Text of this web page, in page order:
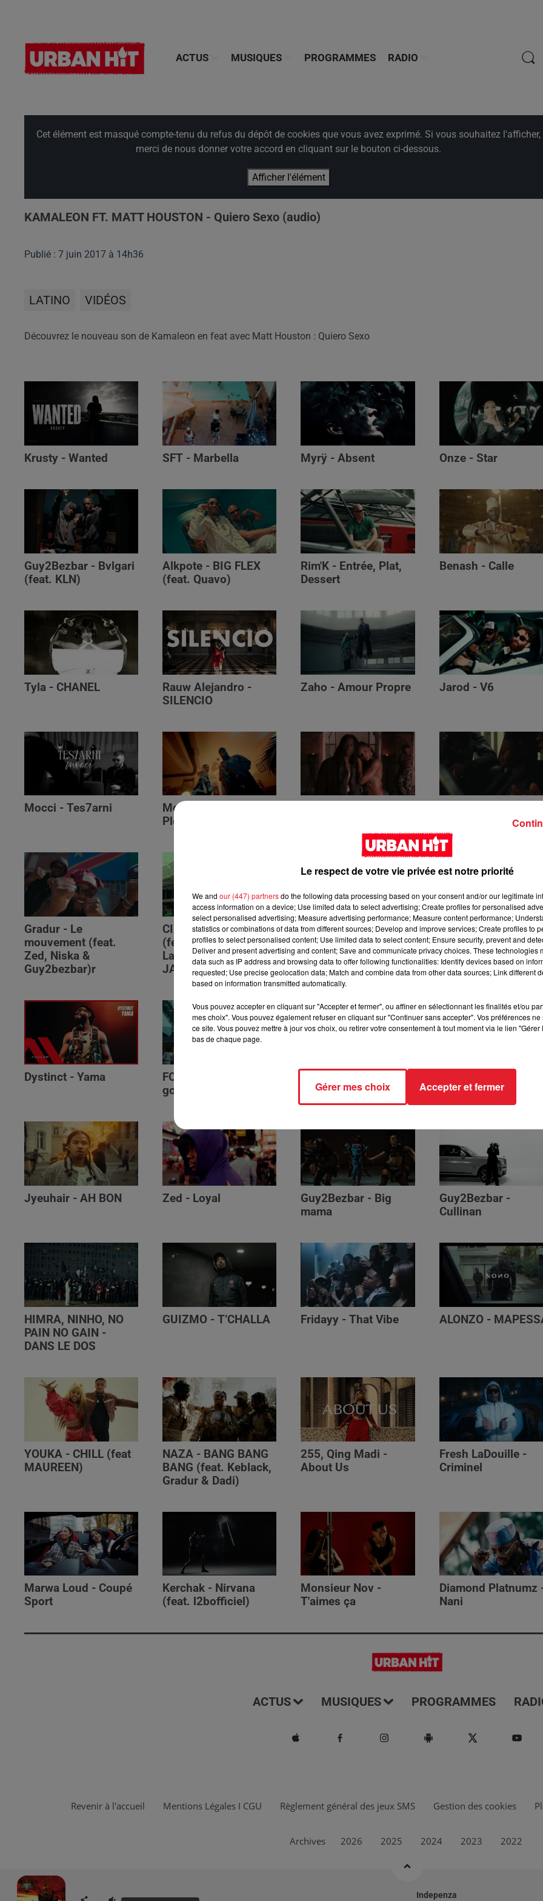
ACTUS MUSIQUES PROGRAMMES RADIO
Cet élément est masqué compte-tenu du refus du dépôt de cookies que vous avez exprimé. Si vous souhaitez l'afficher,
merci de nous donner votre accord en cliquant sur le bouton ci-dessous.
Afficher l'élément
KAMALEON FT. MATT HOUSTON - Quiero Sexo (audio)
Publié : 7 juin 2017 à 14h36
LATINO VIDÉOS
Découvrez le nouveau son de Kamaleon en feat avec Matt Houston : Quiero Sexo
Krusty - Wanted SFT - Marbella Myrÿ - Absent Onze - Star
Guy2Bezbar - Bvlgari
(feat. KLN)
Alkpote - BIG FLEX
(feat. Quavo)
Rim'K - Entrée, Plat,
Dessert
Benash - Calle
Tyla - CHANEL
Rauw Alejandro -
SILENCIO
Zaho - Amour Propre Jarod - V6
Mocci - Tes7arni
Monsieur Nov‬ -
Please (feat. RSKO)
interlude Yorssy
Gradur - Le
mouvement (feat.
Zed, Niska &
Guy2bezbar)r
CIZA - Isaka II (6am)
(feat. Tems, Omah
Lay, Thukuthela &
JAZZWRLD)
Siaka & Dr. Yaro - Les
Limites
Kore & Zamdane -
Dalí
Dystinct - Yama
FOLA & Victony -
golibe
Génération Impolie
Jyeuhair - AH BON Zed - Loyal
Guy2Bezbar - Big
mama
Guy2Bezbar -
Cullinan
HIMRA, NINHO, NO
PAIN NO GAIN -
DANS LE DOS
GUIZMO - T’CHALLA Fridayy - That Vibe ALONZO -
YOUKA - CHILL (feat
MAUREEN)
NAZA - BANG BANG
BANG (feat. Keblack,
Gradur & Dadi)
255, Qing Madi -
About Us
Fresh LaDouille -
Criminel
Marwa Loud - Coupé
Sport
Kerchak - Nirvana
(feat. ‪l2bofficiel‬)
Monsieur Nov -
T'aimes ça
Diamond Platnumz
Nani
ACTUS MUSIQUES PROGRAMMES
Indepenza
Revenir à l'accueil Mentions Légales I CGU Règlement général des jeux SMS Gestion des cookies
Archives 2026 2025 2024 2023 2022
Le respect de votre vie privée est notre priorité
We and our (447) partnersdo the following data processing based on your consent and/or our legitimate
access information on a device; Use limited data to select advertising; Create profiles for personalised
select personalised advertising; Measure advertising performance; Measure content performance;
statistics or combinations of data from different sources; Develop and improve services; Create profiles to
profiles to select personalised content; Use limited data to select content; Ensure security, prevent and
Deliver and present advertising and content; Save and communicate privacy choices. These technologies
data such as IP address and browsing data to offer following functionalities: Identify devices based on
requested; Use precise geolocation data; Match and combine data from other data sources; Link different
based on information transmitted automatically.
Vous pouvez accepter en cliquant sur "Accepter et fermer", ou affiner en sélectionnant les finalités et/ou
mes choix". Vous pouvez également refuser en cliquant sur "Continuer sans accepter". Vos préférences
ce site. Vous pouvez mettre à jour vos choix, ou retirer votre consentement à tout moment via le lien
bas de chaque page.
Gérer mes choix Accepter et fermer